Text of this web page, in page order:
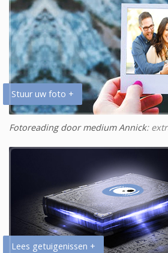
Stuur uw foto +
Fotoreading door medium Annick:
Lees getuigenissen +